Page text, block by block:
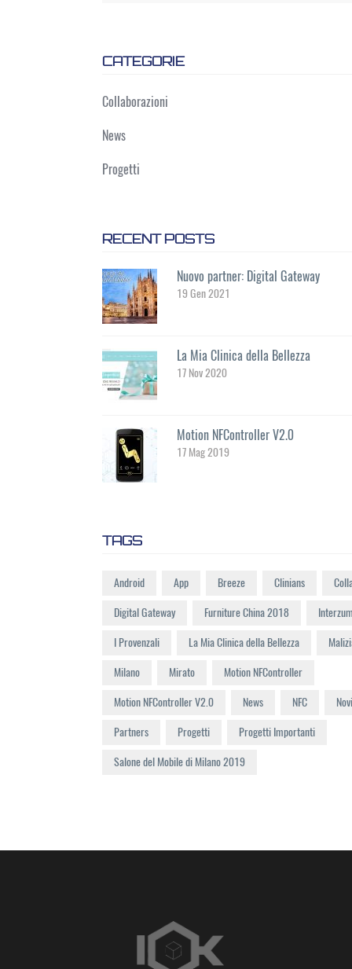
CATEGORIE
Collaborazioni
News
Progetti
RECENT POSTS
Nuovo partner: Digital Gateway
19 Gen 2021
La Mia Clinica della Bellezza
17 Nov 2020
Motion NFController V2.0
17 Mag 2019
TAGS
Android App Breeze Clinians
Digital Gateway
Furniture China 2018
I Provenzali
La Mia Clinica della Bellezza
Milano
Mirato
Motion NFController
Motion NFController V2.0
News NFC
Partners
Progetti
Progetti Importanti
Salone del Mobile di Milano 2019